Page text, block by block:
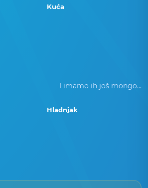
Kuća
I imamo ih još mongo...
Hladnjak